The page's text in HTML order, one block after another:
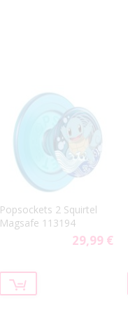
Popsockets 2 Squirtel
Magsafe 113194
29,99 €